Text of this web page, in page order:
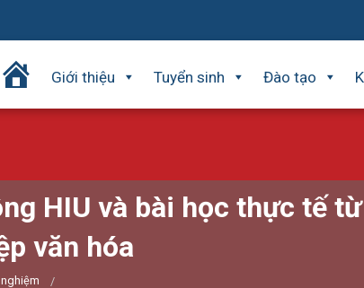
a
Giới thiệu Tuyển sinh Đào tạo
HIU và bài học thực tế từ
văn hóa